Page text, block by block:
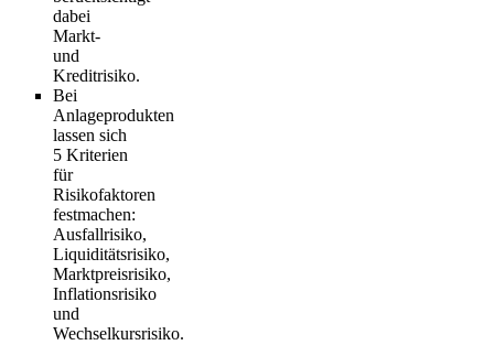
dabei
Markt-
und
Kreditrisiko.
Bei
Anlageprodukten
lassen sich
5 Kriterien
für
Risikofaktoren
festmachen:
Ausfallrisiko,
Liquiditätsrisiko,
Marktpreisrisiko,
Inflationsrisiko
und
Wechselkursrisiko.